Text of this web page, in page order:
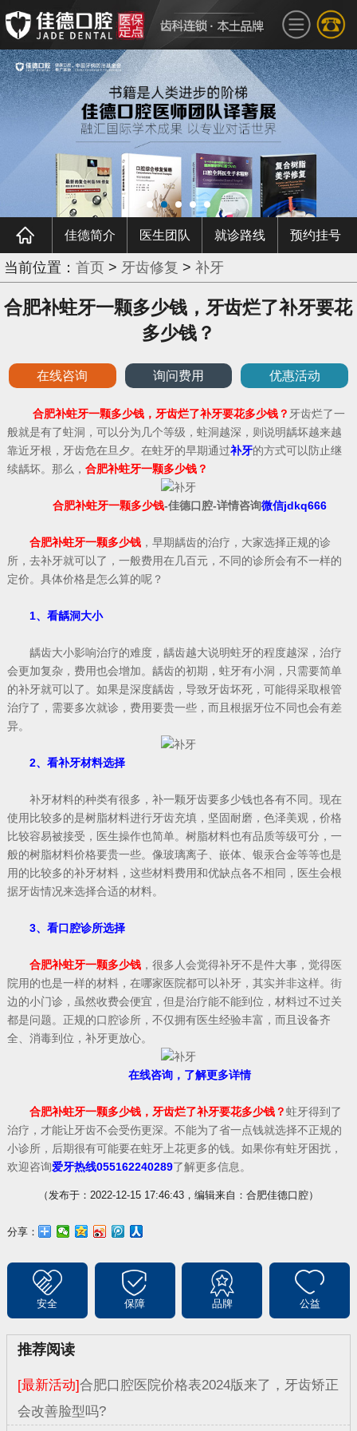
佳德简介 医生团队 就诊路线 预约挂号
当前位置： 首页 > 牙齿修复 > 补牙
合肥补蛀牙一颗多少钱，牙齿烂了补牙要花
多少钱？
在线咨询 询问费用 优惠活动
合肥补蛀牙一颗多少钱，牙齿烂了补牙要花多少钱？ 牙齿烂了一
般就是有了蛀洞，可以分为几个等级，蛀洞越深，则说明龋坏越来越
靠近牙根，牙齿危在旦夕。在蛀牙的早期通过补牙的方式可以防止继
续龋坏。那么， 合肥补蛀牙一颗多少钱？
合肥补蛀牙一颗多少钱-佳德口腔-详情咨询微信jdkq666
合肥补蛀牙一颗多少钱，早期龋齿的治疗，大家选择正规的诊
所，去补牙就可以了，一般费用在几百元，不同的诊所会有不一样的
定价。具体价格是怎么算的呢？
1、看龋洞大小
龋齿大小影响治疗的难度，龋齿越大说明蛀牙的程度越深，治疗
会更加复杂，费用也会增加。龋齿的初期，蛀牙有小洞，只需要简单
的补牙就可以了。如果是深度龋齿，导致牙齿坏死，可能得采取根管
治疗了，需要多次就诊，费用要贵一些，而且根据牙位不同也会有差
异。
2、看补牙材料选择
补牙材料的种类有很多，补一颗牙齿要多少钱也各有不同。现在
使用比较多的是树脂材料进行牙齿充填，坚固耐磨，色泽美观，价格
比较容易被接受，医生操作也简单。树脂材料也有品质等级可分，一
般的树脂材料价格要贵一些。像玻璃离子、嵌体、银汞合金等等也是
用的比较多的补牙材料，这些材料费用和优缺点各不相同，医生会根
据牙齿情况来选择合适的材料。
3、看口腔诊所选择
合肥补蛀牙一颗多少钱，很多人会觉得补牙不是件大事，觉得医
院用的也是一样的材料，在哪家医院都可以补牙，其实并非这样。街
边的小门诊，虽然收费会便宜，但是治疗能不能到位，材料过不过关
都是问题。正规的口腔诊所，不仅拥有医生经验丰富，而且设备齐
全、消毒到位，补牙更放心。
在线咨询，了解更多详情
合肥补蛀牙一颗多少钱，牙齿烂了补牙要花多少钱？蛀牙得到了
治疗，才能让牙齿不会受伤更深。不能为了省一点钱就选择不正规的
小诊所，后期很有可能要在蛀牙上花更多的钱。如果你有蛀牙困扰，
欢迎咨询爱牙热线055162240289了解更多信息。
（发布于：2022-12-15 17:46:43，编辑来自：合肥佳德口腔）
分享：
安全 保障 品牌 公益
推荐阅读
[最新活动]合肥口腔医院价格表2024版来了，牙齿矫正
会改善脸型吗?